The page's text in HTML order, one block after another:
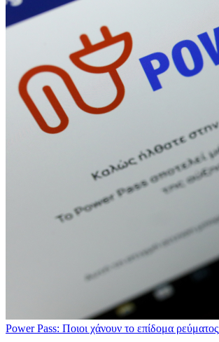
Power Pass: Ποιοι χάνουν το επίδομα ρεύματος